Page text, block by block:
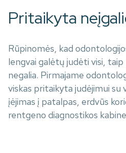
Pritaikyta
Rūpinomės, kad
lengvai galėtų judėti visi,
negalia. Pirmajame
viskas pritaikyta judėjimui su
įėjimas į patalpas, erdvūs
rentgeno diagnostikos